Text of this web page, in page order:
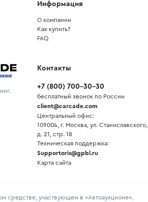
Информация
О компании
Как купить?
FAQ
Контакты
+7 (800) 700-30-30
бесплатный звонок по России
client@carcade.com
Центральный офис:
109004, г. Москва, ул. Станиславского,
д. 21, стр. 18
Техническая поддержка:
Supportoris@gpbl.ru
Карта сайта
средстве, участвующем в «Автоаукционе»,